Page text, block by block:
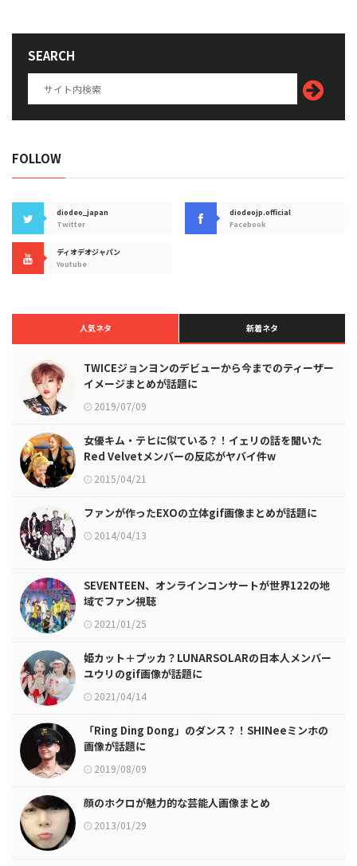
SEARCH
FOLLOW
diodeo_japan
Twitter
diodeojp.official
Facebook
ディオデオジャパン
Youtube
人気ネタ 新着ネタ
TWICEジョンヨンのデビューから今までのティーザー
イメージまとめが話題に
2019/07/09
女優キム・テヒに似ている？！イェリの話を聞いた
Red Velvetメンバーの反応がヤバイ件w
2015/04/21
ファンが作ったEXOの立体gif画像まとめが話題に
2014/04/13
SEVENTEEN、オンラインコンサートが世界122の地
域でファン視聴
2021/01/25
姫カット＋プッカ？LUNARSOLARの日本人メンバー
ユウリのgif画像が話題に
2021/04/14
「Ring Ding Dong」のダンス？！SHINeeミンホの
画像が話題に
2019/08/09
顔のホクロが魅力的な芸能人画像まとめ
2013/01/29